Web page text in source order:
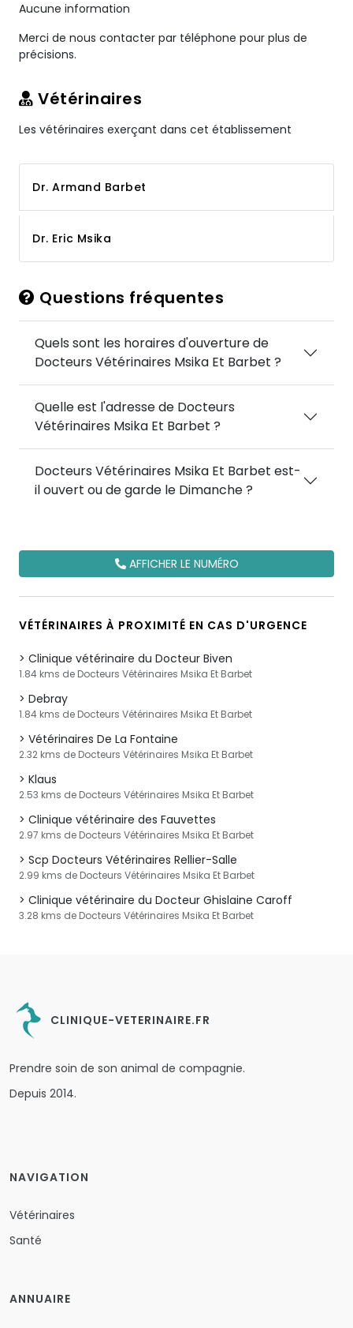
Aucune information
Merci de nous contacter par téléphone pour plus de
précisions.
Vétérinaires
Les vétérinaires exerçant dans cet établissement
Dr. Armand Barbet
Dr. Eric Msika
Questions fréquentes
Quels sont les horaires d'ouverture de
Docteurs Vétérinaires Msika Et Barbet ?
Quelle est l'adresse de Docteurs
Vétérinaires Msika Et Barbet ?
Docteurs Vétérinaires Msika Et Barbet est-
il ouvert ou de garde le Dimanche ?
AFFICHER LE NUMÉRO
VÉTÉRINAIRES À PROXIMITÉ EN CAS D'URGENCE
Clinique vétérinaire du Docteur Biven
1.84 kms de Docteurs Vétérinaires Msika Et Barbet
Debray
1.84 kms de Docteurs Vétérinaires Msika Et Barbet
Vétérinaires De La Fontaine
2.32 kms de Docteurs Vétérinaires Msika Et Barbet
Klaus
2.53 kms de Docteurs Vétérinaires Msika Et Barbet
Clinique vétérinaire des Fauvettes
2.97 kms de Docteurs Vétérinaires Msika Et Barbet
Scp Docteurs Vétérinaires Rellier-Salle
2.99 kms de Docteurs Vétérinaires Msika Et Barbet
Clinique vétérinaire du Docteur Ghislaine Caroff
3.28 kms de Docteurs Vétérinaires Msika Et Barbet
CLINIQUE-VETERINAIRE.FR
Prendre soin de son animal de compagnie.
Depuis 2014.
NAVIGATION
Vétérinaires
Santé
ANNUAIRE